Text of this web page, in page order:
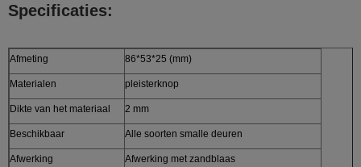
Specificaties:
Afmeting 86*53*25 (mm)
Materialen pleisterknop
Dikte van het materiaal 2 mm
Beschikbaar Alle soorten smalle deuren
Afwerking Afwerking met zandblaas